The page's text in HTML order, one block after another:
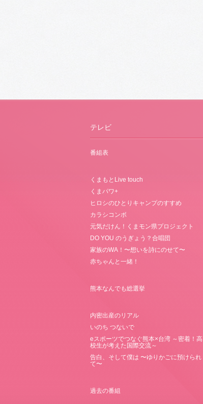
テレビ
番組表
くまもとLive touch
くまパワ+
ヒロシのひとりキャンプのすすめ
カラシコンボ
元気だけん！くまモン県プロジェクト
DO YOU のうぎょう？合唱団
家族のWA！〜想いを詩にのせて〜
赤ちゃんと一緒！
熊本なんでも総選挙
内密出産のリアル
いのち つないで
eスポーツでつなぐ熊本×台湾 ～密着！高
校生が考えた国際交流～
告白、そして僕は 〜ゆりかごに預けられ
て〜
過去の番組